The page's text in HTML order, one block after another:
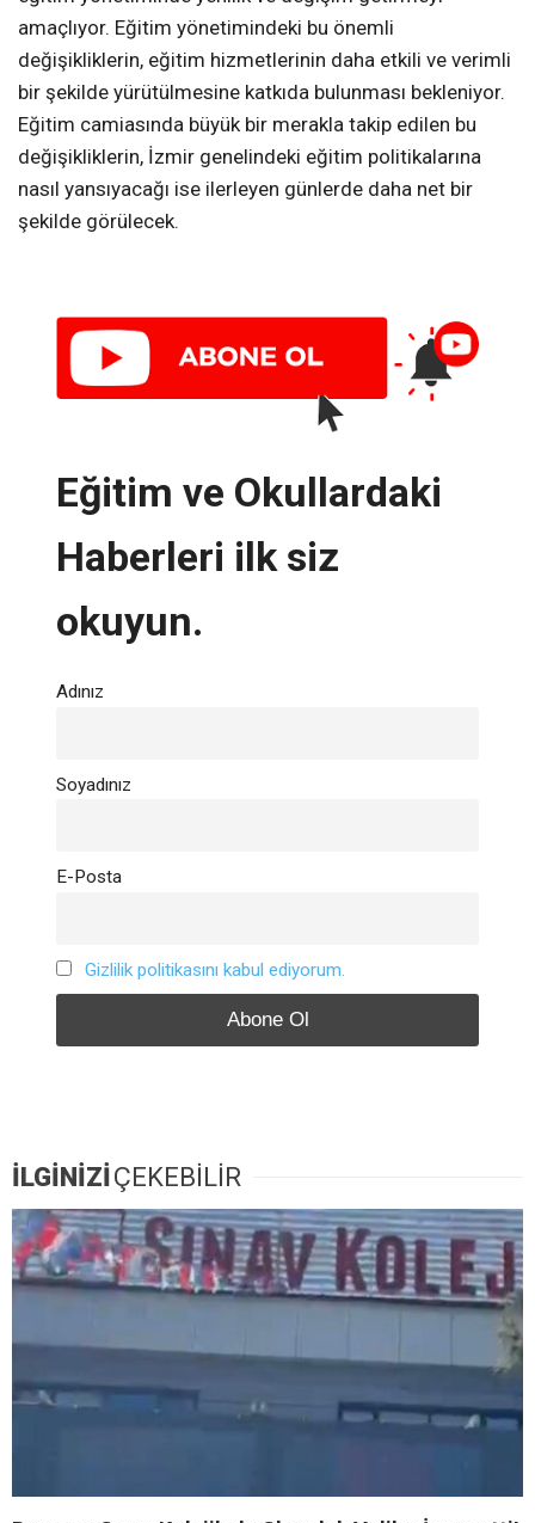
amaçlıyor. Eğitim yönetimindeki bu önemli
değişikliklerin, eğitim hizmetlerinin daha etkili ve verimli
bir şekilde yürütülmesine katkıda bulunması bekleniyor.
Eğitim camiasında büyük bir merakla takip edilen bu
değişikliklerin, İzmir genelindeki eğitim politikalarına
nasıl yansıyacağı ise ilerleyen günlerde daha net bir
şekilde görülecek.
Eğitim ve Okullardaki
Haberleri ilk siz
okuyun.
Adınız
Soyadınız
E-Posta
Gizlilik politikasını kabul ediyorum.
İLGİNİZİÇEKEBİLİR